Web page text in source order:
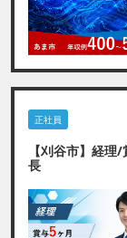
正社員
【刈谷市】経
長